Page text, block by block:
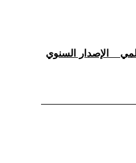
_ الإصدار السنوي